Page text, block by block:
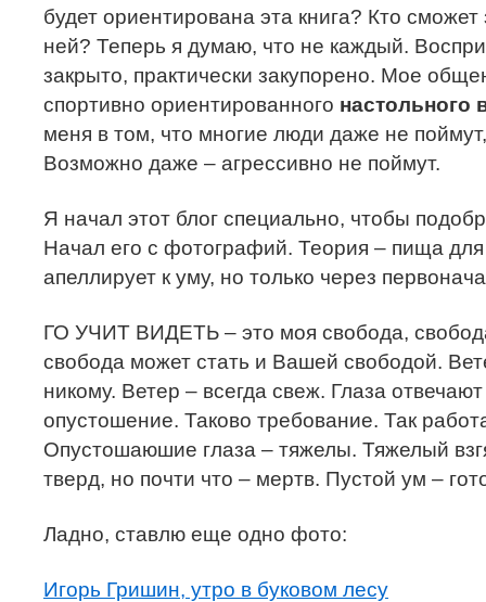
будет ориентирована эта книга? Кто сможет
ней? Теперь я думаю, что не каждый.
закрыто, практически закупорено. Мое
спортивно ориентированного настольного
меня в том, что многие люди даже не
Возможно даже – агрессивно не поймут.
Я начал этот блог специально, чтобы
Начал его с фотографий. Теория – пища
апеллирует к уму, но только через
ГО УЧИТ ВИДЕТЬ – это моя свобода,
свобода может стать и Вашей свободой.
никому. Ветер – всегда свеж. Глаза
опустошение. Таково требование. Так
Опустошаюшие глаза – тяжелы. Тяжелый
тверд, но почти что – мертв. Пустой ум –
Ладно, ставлю еще одно фото:
Игорь Гришин, утро в буковом лесу